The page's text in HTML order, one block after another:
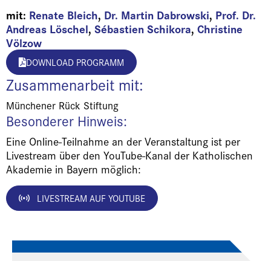
mit: Renate Bleich, Dr. Martin Dabrowski, Prof. Dr.
Andreas Löschel, Sébastien Schikora, Christine
Völzow
DOWNLOAD PROGRAMM
Zusammenarbeit mit:
Münchener Rück Stiftung
Besonderer Hinweis:
Eine Online-Teilnahme an der Veranstaltung ist per
Livestream über den YouTube-Kanal der Katholischen
Akademie in Bayern möglich:
LIVESTREAM AUF YOUTUBE